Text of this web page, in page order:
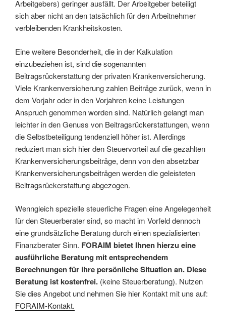
Arbeitgebers) geringer ausfällt. Der Arbeitgeber beteiligt
sich aber nicht an den tatsächlich für den Arbeitnehmer
verbleibenden Krankheitskosten.
Eine weitere Besonderheit, die in der Kalkulation
einzubeziehen ist, sind die sogenannten
Beitragsrückerstattung der privaten Krankenversicherung.
Viele Krankenversicherung zahlen Beiträge zurück, wenn in
dem Vorjahr oder in den Vorjahren keine Leistungen
Anspruch genommen worden sind. Natürlich gelangt man
leichter in den Genuss von Beitragsrückerstattungen, wenn
die Selbstbeteiligung tendenziell höher ist. Allerdings
reduziert man sich hier den Steuervorteil auf die gezahlten
Krankenversicherungsbeiträge, denn von den absetzbar
Krankenversicherungsbeiträgen werden die geleisteten
Beitragsrückerstattung abgezogen.
Wenngleich spezielle steuerliche Fragen eine Angelegenheit
für den Steuerberater sind, so macht im Vorfeld dennoch
eine grundsätzliche Beratung durch einen spezialisierten
Finanzberater Sinn. FORAIM bietet Ihnen hierzu eine
ausführliche Beratung mit entsprechendem
Berechnungen für ihre persönliche Situation an. Diese
Beratung ist kostenfrei. (keine Steuerberatung). Nutzen
Sie dies Angebot und nehmen Sie hier Kontakt mit uns auf:
FORAIM-Kontakt.